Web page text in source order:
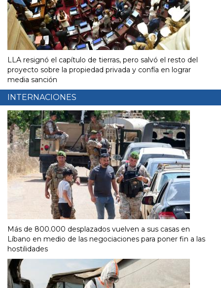
LLA resignó el capítulo de tierras, pero salvó el resto del
proyecto sobre la propiedad privada y confía en lograr
media sanción
INTERNACIONES
Más de 800.000 desplazados vuelven a sus casas en
Líbano en medio de las negociaciones para poner fin a las
hostilidades